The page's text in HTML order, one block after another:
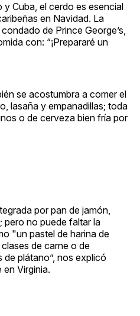
y Cuba, el cerdo es esencial
en Navidad. La
de Prince George’s,
con: “¡Prepararé un
se acostumbra a comer el
lasaña y empanadillas; toda
o de cerveza bien fría por
por pan de jamón,
pero no puede faltar la
"un pastel de harina de
de carne o de
plátano”, nos explicó
en Virginia.